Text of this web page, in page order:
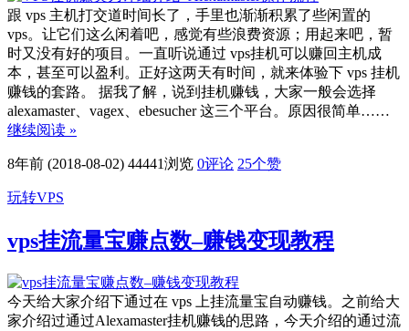
跟 vps 主机打交道时间长了，手里也渐渐积累了些闲置的
vps。让它们这么闲着吧，感觉有些浪费资源；用起来吧，暂
时又没有好的项目。一直听说通过 vps挂机可以赚回主机成
本，甚至可以盈利。正好这两天有时间，就来体验下 vps 挂机
赚钱的套路。 据我了解，说到挂机赚钱，大家一般会选择
alexamaster、vagex、ebesucher 这三个平台。原因很简单……
继续阅读 »
8年前 (2018-08-02) 44441浏览 0评论 25个赞
玩转VPS
vps挂流量宝赚点数–赚钱变现教程
今天给大家介绍下通过在 vps 上挂流量宝自动赚钱。之前给大
家介绍过通过Alexamaster挂机赚钱的思路，今天介绍的通过流